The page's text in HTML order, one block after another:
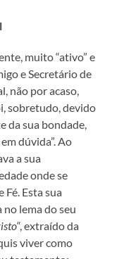
muito “ativo” e
e Secretário de
não por acaso,
sobretudo, devido
da sua bondade,
dúvida”. Ao
a sua
onde se
Fé. Esta sua
lema do seu
“, extraído da
viver como